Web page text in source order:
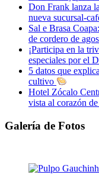
Don Frank lanza
nueva sucursal-
Sal e Brasa
de cordero de
¡Participa en la
especiales por el
5 datos que
cultivo
Hotel Zócalo
vista al corazón
Galería de Fotos